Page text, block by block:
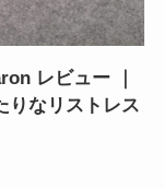
レビュー ｜
りなリストレス